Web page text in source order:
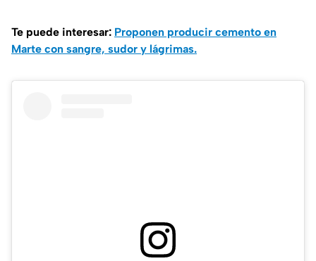
Te puede interesar: Proponen producir cemento en
Marte con sangre, sudor y lágrimas.